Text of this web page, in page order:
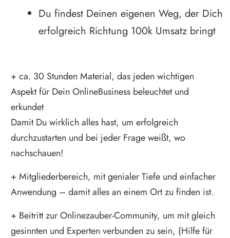
Du findest Deinen eigenen Weg, der Dich
erfolgreich Richtung 100k Umsatz bringt
+ ca. 30 Stunden Material, das jeden wichtigen
Aspekt für Dein OnlineBusiness beleuchtet und
erkundet
Damit Du wirklich alles hast, um erfolgreich
durchzustarten und bei jeder Frage weißt, wo
nachschauen!
+ Mitgliederbereich, mit genialer Tiefe und einfacher
Anwendung – damit alles an einem Ort zu finden ist.
+ Beitritt zur Onlinezauber-Community, um mit gleich
gesinnten und Experten verbunden zu sein, (Hilfe für